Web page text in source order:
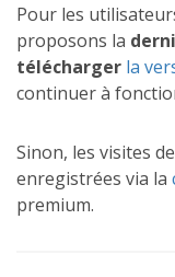
Pour les
proposons la
télécharger la
continuer à
Sinon, les visites
enregistrées via la
premium.